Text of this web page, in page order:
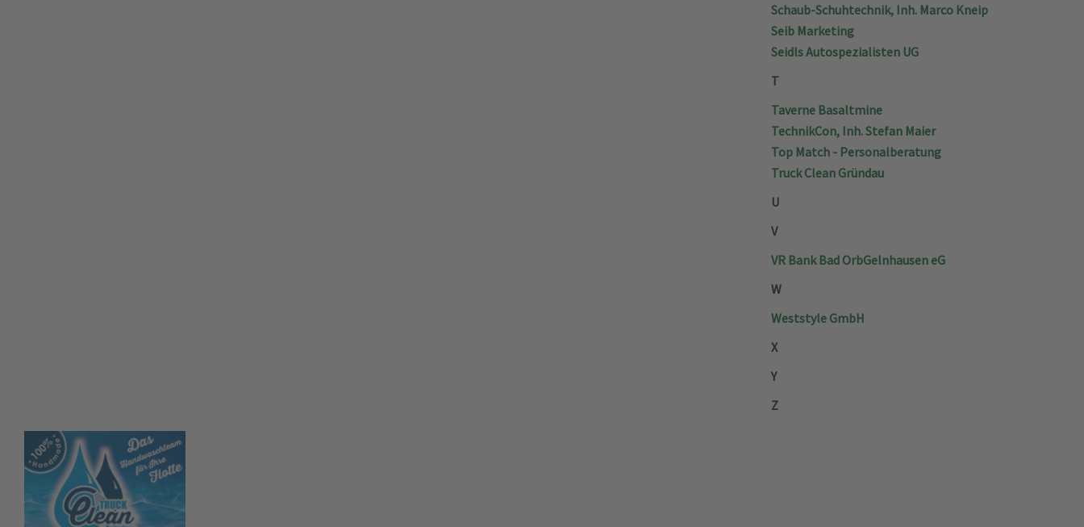
Schaub-Schuhtechnik, Inh. Marco Kneip
Seib Marketing
Seidls Autospezialisten UG
T
Taverne Basaltmine
TechnikCon, Inh. Stefan Maier
Top Match - Personalberatung
Truck Clean Gründau
U
V
VR Bank Bad Orb­Gelnhausen eG
W
Weststyle GmbH
X
Y
Z